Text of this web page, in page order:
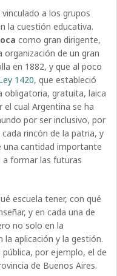
a los grupos
la cuestión educativa.
como gran dirigente,
de un gran
en 1882, y que al poco
1420, que estableció
obligatoria, gratuita, laica
el cual Argentina se ha
por ser inclusivo, por
rincón de la patria, y
una cantidad importante
a formar las futuras
escuela tener, con qué
y en cada una de
no solo en la
la aplicación y la gestión.
por ejemplo, el de
de Buenos Aires.